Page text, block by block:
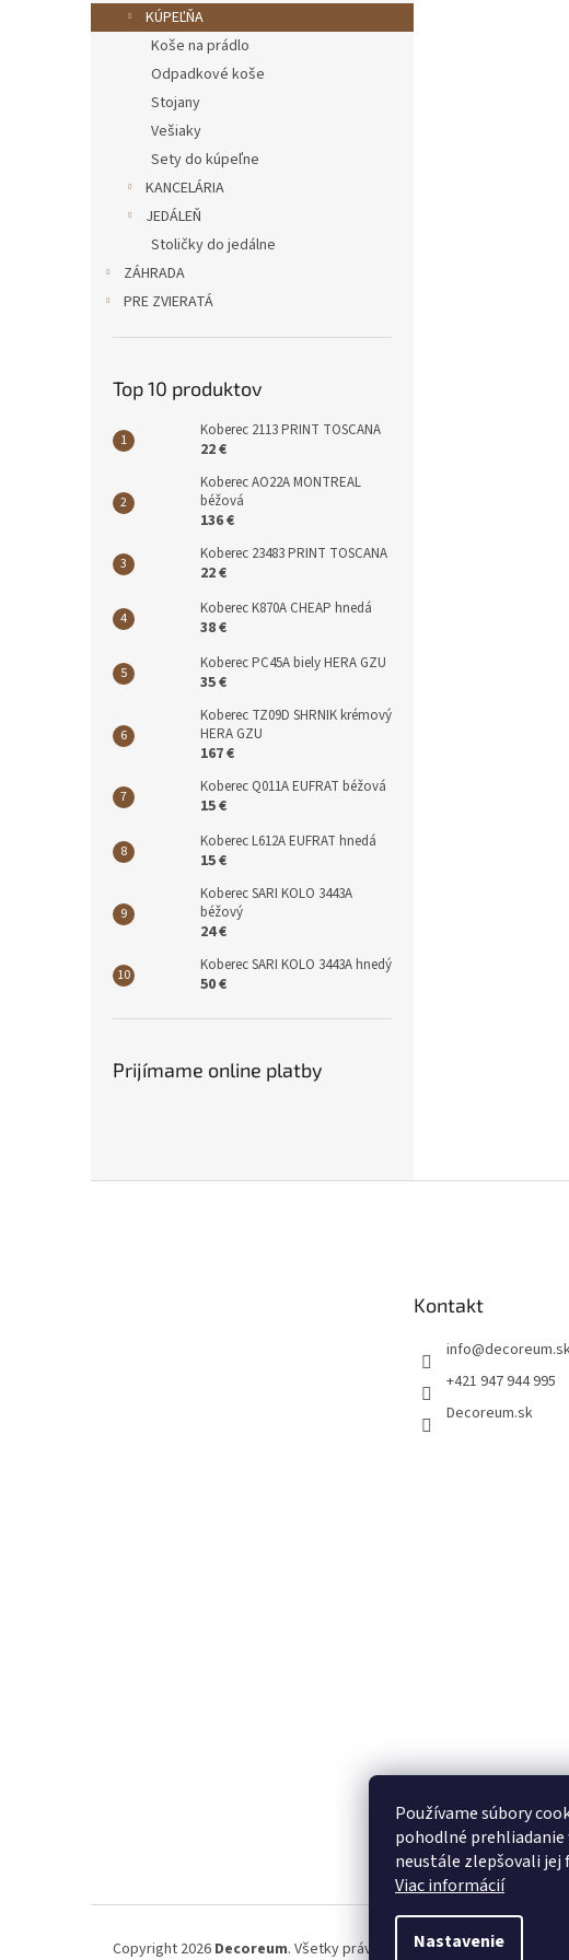
Používame súbory
pohodlné prehliadanie
neustále zlepšovali jej
Viac informácií
Nastavenie
KÚPEĽŇA
Koše na prádlo
Odpadkové koše
Stojany
Vešiaky
Sety do kúpeľne
KANCELÁRIA
JEDÁLEŇ
Stoličky do jedálne
ZÁHRADA
PRE ZVIERATÁ
Top 10 produktov
Koberec 2113 PRINT TOSCANA
22 €
Koberec AO22A MONTREAL
béžová
136 €
Koberec 23483 PRINT TOSCANA
22 €
Koberec K870A CHEAP hnedá
38 €
Koberec PC45A biely HERA GZU
35 €
Koberec TZ09D SHRNIK krémový
HERA GZU
167 €
Koberec Q011A EUFRAT béžová
15 €
Koberec L612A EUFRAT hnedá
15 €
Koberec SARI KOLO 3443A
béžový
24 €
Koberec SARI KOLO 3443A hnedý
50 €
Prijímame online platby
Kontakt
info@
+421 947 944 995
Decoreum.sk
Copyright 2026 Decoreum. Všetky práva vyhradené.